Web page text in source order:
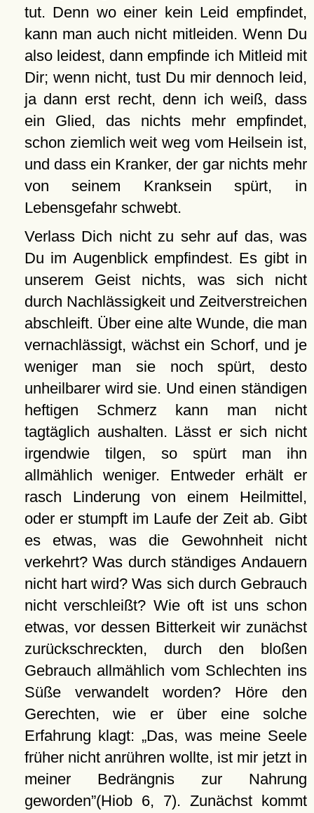
tut. Denn wo einer kein Leid empfindet,
kann man auch nicht mitleiden. Wenn Du
also leidest, dann empfinde ich Mitleid mit
Dir; wenn nicht, tust Du mir dennoch leid,
ja dann erst recht, denn ich weiß, dass
ein Glied, das nichts mehr empfindet,
schon ziemlich weit weg vom Heilsein ist,
und dass ein Kranker, der gar nichts mehr
von seinem Kranksein spürt, in
Lebensgefahr schwebt.
Verlass Dich nicht zu sehr auf das, was
Du im Augenblick empfindest. Es gibt in
unserem Geist nichts, was sich nicht
durch Nachlässigkeit und Zeitverstreichen
abschleift. Über eine alte Wunde, die man
vernachlässigt, wächst ein Schorf, und je
weniger man sie noch spürt, desto
unheilbarer wird sie. Und einen ständigen
heftigen Schmerz kann man nicht
tagtäglich aushalten. Lässt er sich nicht
irgendwie tilgen, so spürt man ihn
allmählich weniger. Entweder erhält er
rasch Linderung von einem Heilmittel,
oder er stumpft im Laufe der Zeit ab. Gibt
es etwas, was die Gewohnheit nicht
verkehrt? Was durch ständiges Andauern
nicht hart wird? Was sich durch Gebrauch
nicht verschleißt? Wie oft ist uns schon
etwas, vor dessen Bitterkeit wir zunächst
zurückschreckten, durch den bloßen
Gebrauch allmählich vom Schlechten ins
Süße verwandelt worden? Höre den
Gerechten, wie er über eine solche
Erfahrung klagt:
Das, was meine Seele
früher nicht anrühren wollte, ist mir jetzt in
meiner Bedrängnis zur Nahrung
geworden (Hiob 6, 7). Zunächst kommt